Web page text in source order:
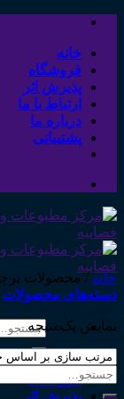
Skip
contentخانه
فروشگاه
پذیرش اثر
ارتباط با ما
درباره ما
پشتیبانی
جستجو
خانه
فروشگاه
پذیرش اثر
خانه /محصولات
دسته‌های محصولات
نمایش یک نتیجه
جستجو